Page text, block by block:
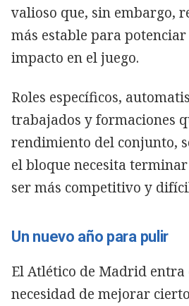
valioso que, sin embargo,
más estable para
impacto en el juego.
Roles específicos,
trabajados y formaciones
rendimiento del conjunto,
el bloque necesita
ser más competitivo y
Un nuevo año para pulir
El Atlético de Madrid entra
necesidad de mejorar